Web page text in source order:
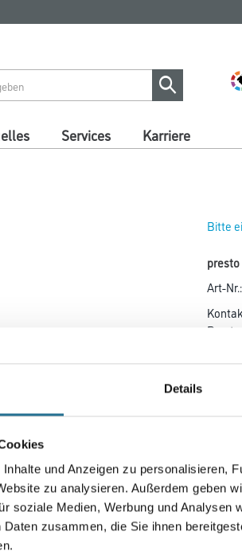
Details
und Anzeigen zu personalisieren,
zu analysieren. Außerdem geben
soziale Medien, Werbung und Analysen
zusammen, die Sie ihnen
Services Karriere
Bitte
presto
Art-Nr.: